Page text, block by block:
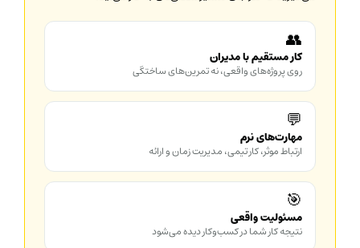
👥
کار مستقیم با مدیران
روی پروژه‌های واقعی، نه تمرین‌های ساختگی
💬
مهارت‌های نرم
ارتباط موثر، کار تیمی، مدیریت زمان و ارائه
🎯
مسئولیت واقعی
نتیجه کار شما در کسب‌وکار دیده می‌شود